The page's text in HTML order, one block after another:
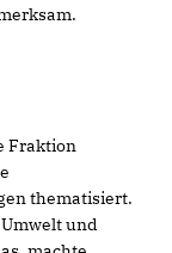
Fraktion
thematisiert.
und